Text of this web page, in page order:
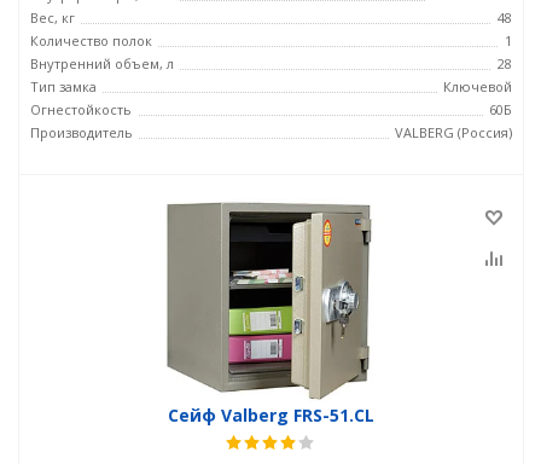
Вес, кг
48
Количество полок
1
Внутренний объем, л
28
Тип замка
Ключевой
Огнестойкость
60Б
Производитель
VALBERG (Россия)
Сейф Valberg FRS-51.CL